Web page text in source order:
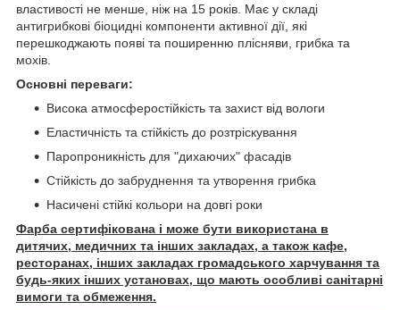
властивості не менше, ніж на 15 років. Має у складі
антигрибкові біоцидні компоненти активної дії, які
перешкоджають появі та поширенню плісняви, грибка та
мохів.
Основні переваги:
Висока атмосферостійкість та захист від вологи
Еластичність та стійкість до розтріскування
Паропроникність для "дихаючих" фасадів
Стійкість до забруднення та утворення грибка
Насичені стійкі кольори на довгі роки
Фарба сертифікована і може бути використана в
дитячих, медичних та інших закладах, а також кафе,
ресторанах, інших закладах громадського харчування та
будь-яких інших установах, що мають особливі санітарні
вимоги та обмеження.